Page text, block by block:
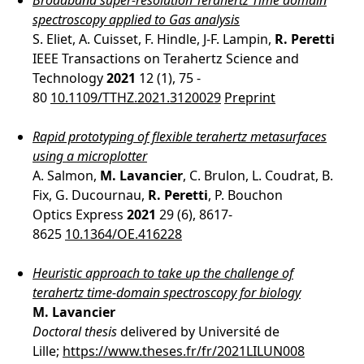
spectroscopy applied to Gas analysis
S. Eliet, A. Cuisset, F. Hindle, J-F. Lampin, R. Peretti
IEEE Transactions on Terahertz Science and
Technology2021 12 (1), 75 -
80 10.1109/TTHZ.2021.3120029 Preprint
Rapid prototyping of flexible terahertz metasurfaces
using a microplotter
A. Salmon, M. Lavancier, C. Brulon, L. Coudrat, B.
Fix, G. Ducournau, R. Peretti, P. Bouchon
Optics Express 2021 29 (6), 8617-
8625 10.1364/OE.416228
Heuristic approach to take up the challenge of
terahertz time-domain spectroscopy for biology
M. Lavancier
Doctoral thesisdelivered by Université de
Lille; https://www.theses.fr/fr/2021LILUN008